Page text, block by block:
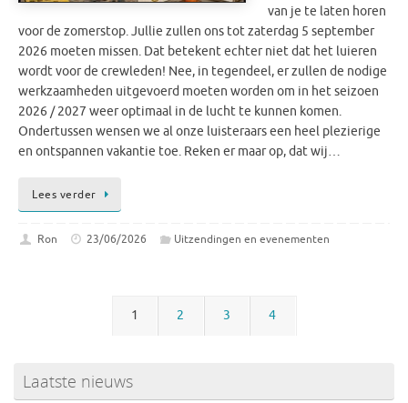
van je te laten horen
voor de zomerstop. Jullie zullen ons tot zaterdag 5 september
2026 moeten missen. Dat betekent echter niet dat het luieren
wordt voor de crewleden! Nee, in tegendeel, er zullen de nodige
werkzaamheden uitgevoerd moeten worden om in het seizoen
2026 / 2027 weer optimaal in de lucht te kunnen komen.
Ondertussen wensen we al onze luisteraars een heel plezierige
en ontspannen vakantie toe. Reken er maar op, dat wij…
Lees verder
Ron 23/06/2026 Uitzendingen en evenementen
1 2 3 4
Laatste nieuws